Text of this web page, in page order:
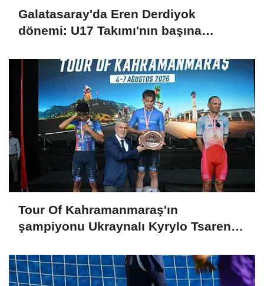
Galatasaray'da Eren Derdiyok
dönemi: U17 Takımı'nın başına
Tour Of Kahramanmaraş'ın
şampiyonu Ukraynalı Kyrylo Tsarenko